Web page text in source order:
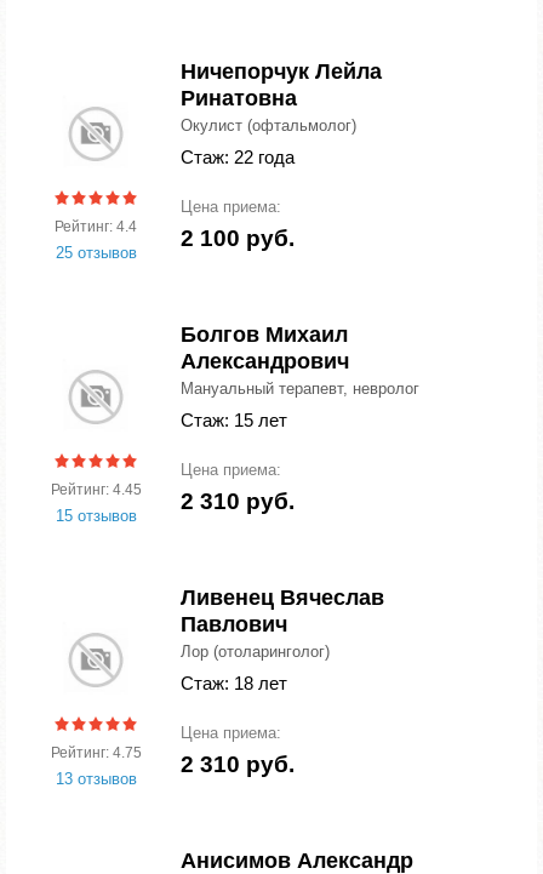
Рейтинг: 4.4
25 отзывов
Ничепорчук Лейла
Ринатовна
Окулист (офтальмолог)
Стаж: 22 года
Цена приема:
2 100 руб.
Рейтинг: 4.45
15 отзывов
Болгов Михаил
Александрович
Мануальный терапевт, невролог
Стаж: 15 лет
Цена приема:
2 310 руб.
Рейтинг: 4.75
13 отзывов
Ливенец Вячеслав
Павлович
Лор (отоларинголог)
Стаж: 18 лет
Цена приема:
2 310 руб.
Анисимов Александр